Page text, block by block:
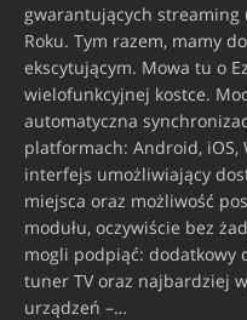
gwarantujących streaming
Roku. Tym razem, mamy
ekscytującym. Mowa tu o
wielofunkcyjnej kostce.
automatyczna
platformach: Android, iOS,
interfejs umożliwiający
miejsca oraz możliwość
modułu, oczywiście bez
mogli podpiąć: dodatkowy
tuner TV oraz najbardziej
urządzeń –…